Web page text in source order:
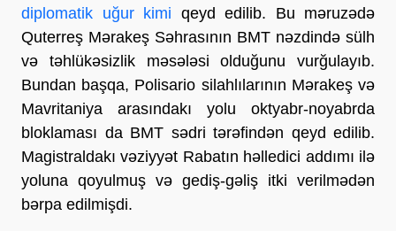
diplomatik uğur kimi qeyd edilib. Bu məruzədə
Quterreş Mərakeş Səhrasının BMT nəzdində sülh
və təhlükəsizlik məsələsi olduğunu vurğulayıb.
Bundan başqa, Polisario silahlılarının Mərakeş və
Mavritaniya arasındakı yolu oktyabr-noyabrda
bloklaması da BMT sədri tərəfindən qeyd edilib.
Magistraldakı vəziyyət Rabatın həlledici addımı ilə
yoluna qoyulmuş və gediş-gəliş itki verilmədən
bərpa edilmişdi.